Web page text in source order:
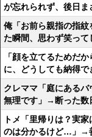
が忘れられず、後日ま
俺「お前ら親指の指
た瞬間、思わず笑って
「顔を立てるためだ
に、どうしても納得
クレママ「庭にある
無理です」→断った数
トメ「里帰りは？実
のは分かるけど…」→